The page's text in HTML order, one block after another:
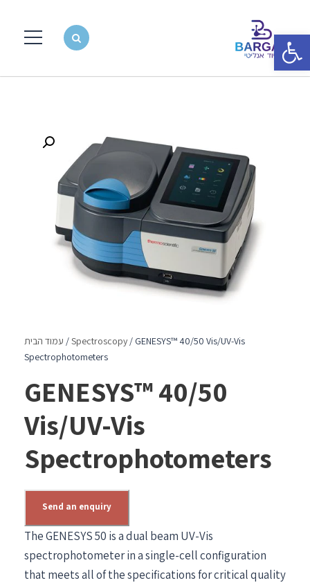
פתח סרגל נגישות
עמוד הבית /Spectroscopy / GENESYS™ 40/50 Vis/UV-Vis
Spectrophotometers
GENESYS™ 40/50
Vis/UV-Vis
Spectrophotometers
Send an enquiry
The GENESYS 50 is a dual beam UV-Vis
spectrophotometer in a single-cell configuration
that meets all of the specifications for critical quality